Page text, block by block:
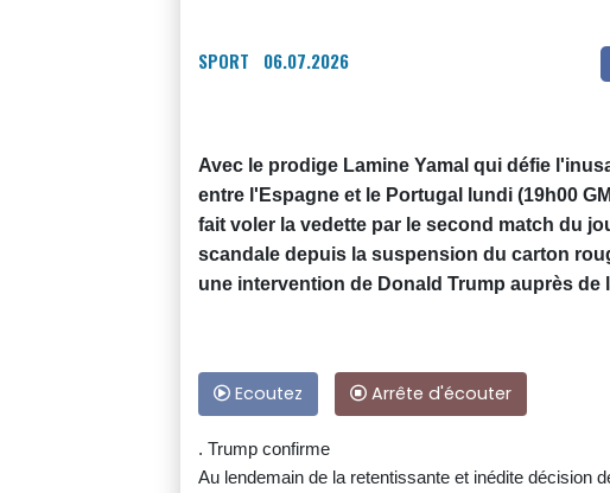
SPORT 06.07.2026
Avec le prodige Lamine Yamal qui défie
entre l'Espagne et le Portugal lundi (19h00
fait voler la vedette par le second match du
scandale depuis la suspension du carton
une intervention de Donald Trump auprès de
Ecoutez Arrête d'écouter
. Trump confirme
Au lendemain de la retentissante et inédite décision